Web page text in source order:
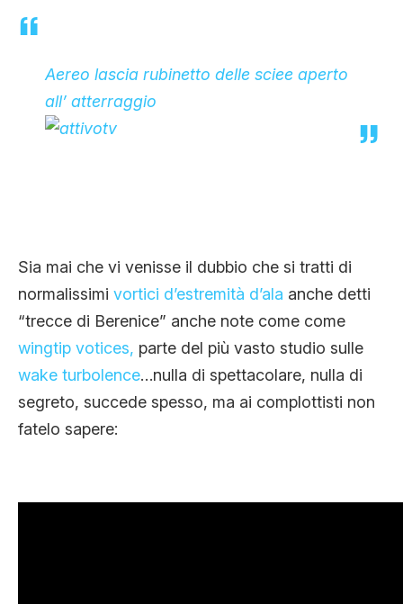
Aereo lascia rubinetto delle sciee aperto
all’ atterraggio
Sia mai che vi venisse il dubbio che si tratti di
normalissimi vortici d’estremità d’ala anche detti
“trecce di Berenice” anche note come come
wingtip votices, parte del più vasto studio sulle
wake turbolence…nulla di spettacolare, nulla di
segreto, succede spesso, ma ai complottisti non
fatelo sapere: